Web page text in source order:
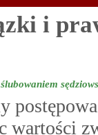
i
wartości